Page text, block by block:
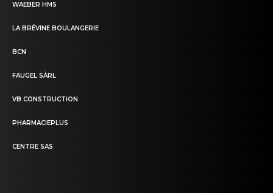
WAEBER HMS
LA BRÉVINE BOULANGERIE
BCN
FAUGEL SÀRL
VB CONSTRUCTION
PHARMACIEPLUS
CENTRE SAS